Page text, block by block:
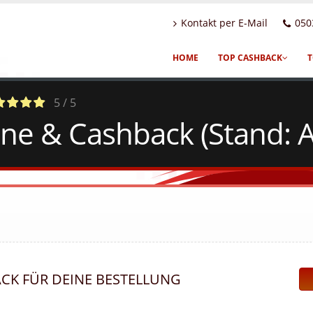
Kontakt per E-Mail
HOME TOP CASHBACK
5 / 5
& Cashback (Stand:
FÜR DEINE BESTELLUNG